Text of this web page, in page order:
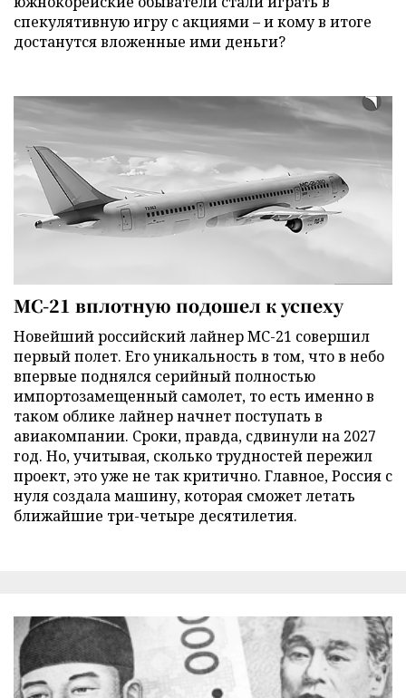
спекулятивную игру с акциями – и кому в итоге
достанутся вложенные ими деньги?
МС-21 вплотную подошел к успеху
Новейший российский лайнер МС-21 совершил
первый полет. Его уникальность в том, что в небо
впервые поднялся серийный полностью
импортозамещенный самолет, то есть именно в
таком облике лайнер начнет поступать в
авиакомпании. Сроки, правда, сдвинули на 2027
год. Но, учитывая, сколько трудностей пережил
проект, это уже не так критично. Главное, Россия с
нуля создала машину, которая сможет летать
ближайшие три-четыре десятилетия.